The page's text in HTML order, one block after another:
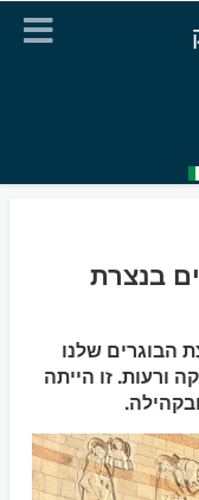
בנצרת
קבוצת הבוגרים שלנו
ורעות. זו הייתה